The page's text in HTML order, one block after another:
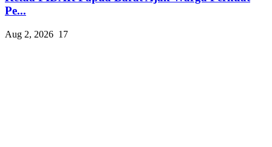
Pe...
Aug 2, 2026 17